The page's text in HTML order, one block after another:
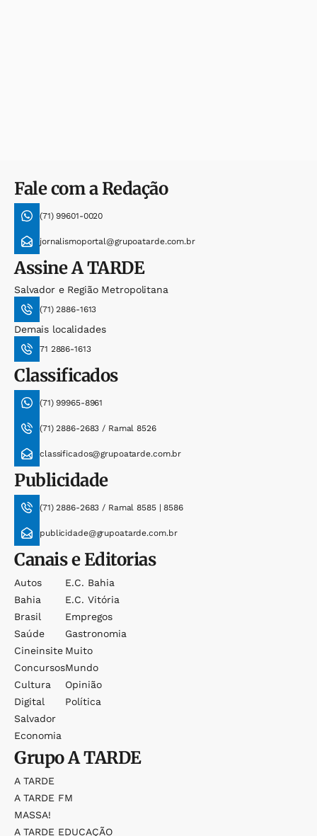
Fale com a Redação
(71) 99601-0020
jornalismoportal@grupoatarde.com.br
AssineA TARDE
Salvador e Região Metropolitana
(71) 2886-1613
Demais localidades
71 2886-1613
Classificados
(71) 99965-8961
(71) 2886-2683 / Ramal 8526
classificados@grupoatarde.com.br
Publicidade
(71) 2886-2683 / Ramal 8585 | 8586
publicidade@grupoatarde.com.br
Canais e Editorias
Autos
Bahia
Brasil
Saúde
Cineinsite
Concursos
Cultura
Digital
Salvador
Economia
E.c. Bahia
E.c. Vitória
Empregos
Gastronomia
Muito
Mundo
Opinião
Política
GrupoA TARDE
A TARDE
A TARDE FM
MASSA!
A TARDE EDUCAÇÃO